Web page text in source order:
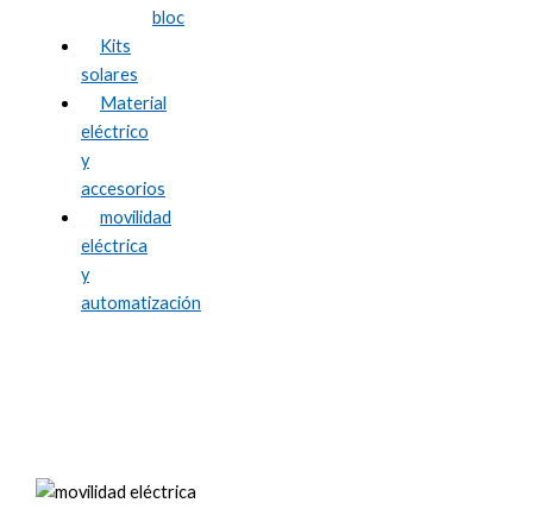
bloc
Kits
solares
Material
eléctrico
y
accesorios
movilidad
eléctrica
y
automatización